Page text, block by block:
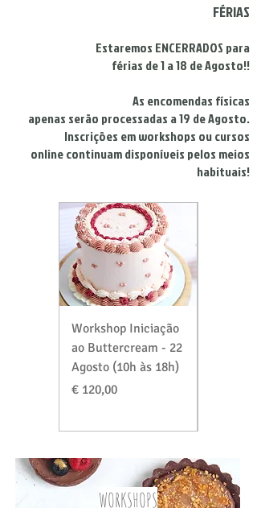
FÉRIAS
Estaremos ENCERRADOS para
férias de 1 a 18 de Agosto!!
As encomendas físicas
apenas serão processadas a 19 de Agosto.
Inscrições em workshops ou cursos
online continuam disponíveis pelos meios
habituais!
Workshop Iniciação
ao Buttercream - 22
Agosto (10h às 18h)
Preço
€ 120,00
WORKSHOPS